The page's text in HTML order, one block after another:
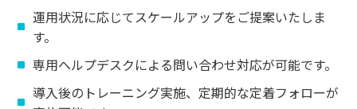
運用状況に応じてスケールアップをご提案いたしま
す。
専用ヘルプデスクによる問い合わせ対応が可能です。
導入後のトレーニング実施、定期的な定着フォローが